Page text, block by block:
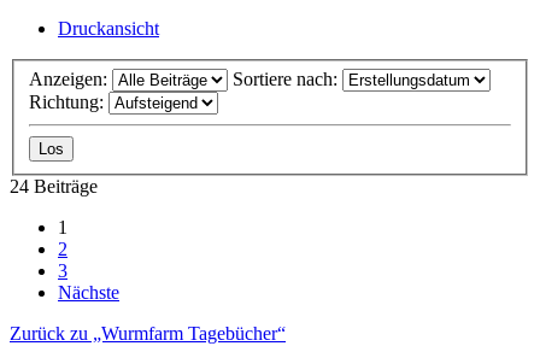
Druckansicht
Anzeigen:
Sortiere nach:
Richtung:
24 Beiträge
1
2
3
Nächste
Zurück zu „Wurmfarm Tagebücher“